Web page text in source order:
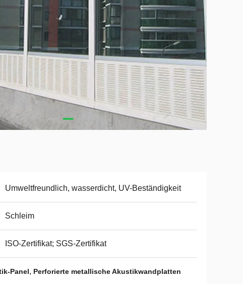
Umweltfreundlich, wasserdicht, UV-Beständigkeit
Schleim
ISO-Zertifikat; SGS-Zertifikat
Panel, Perforierte metallische Akustikwandplatten